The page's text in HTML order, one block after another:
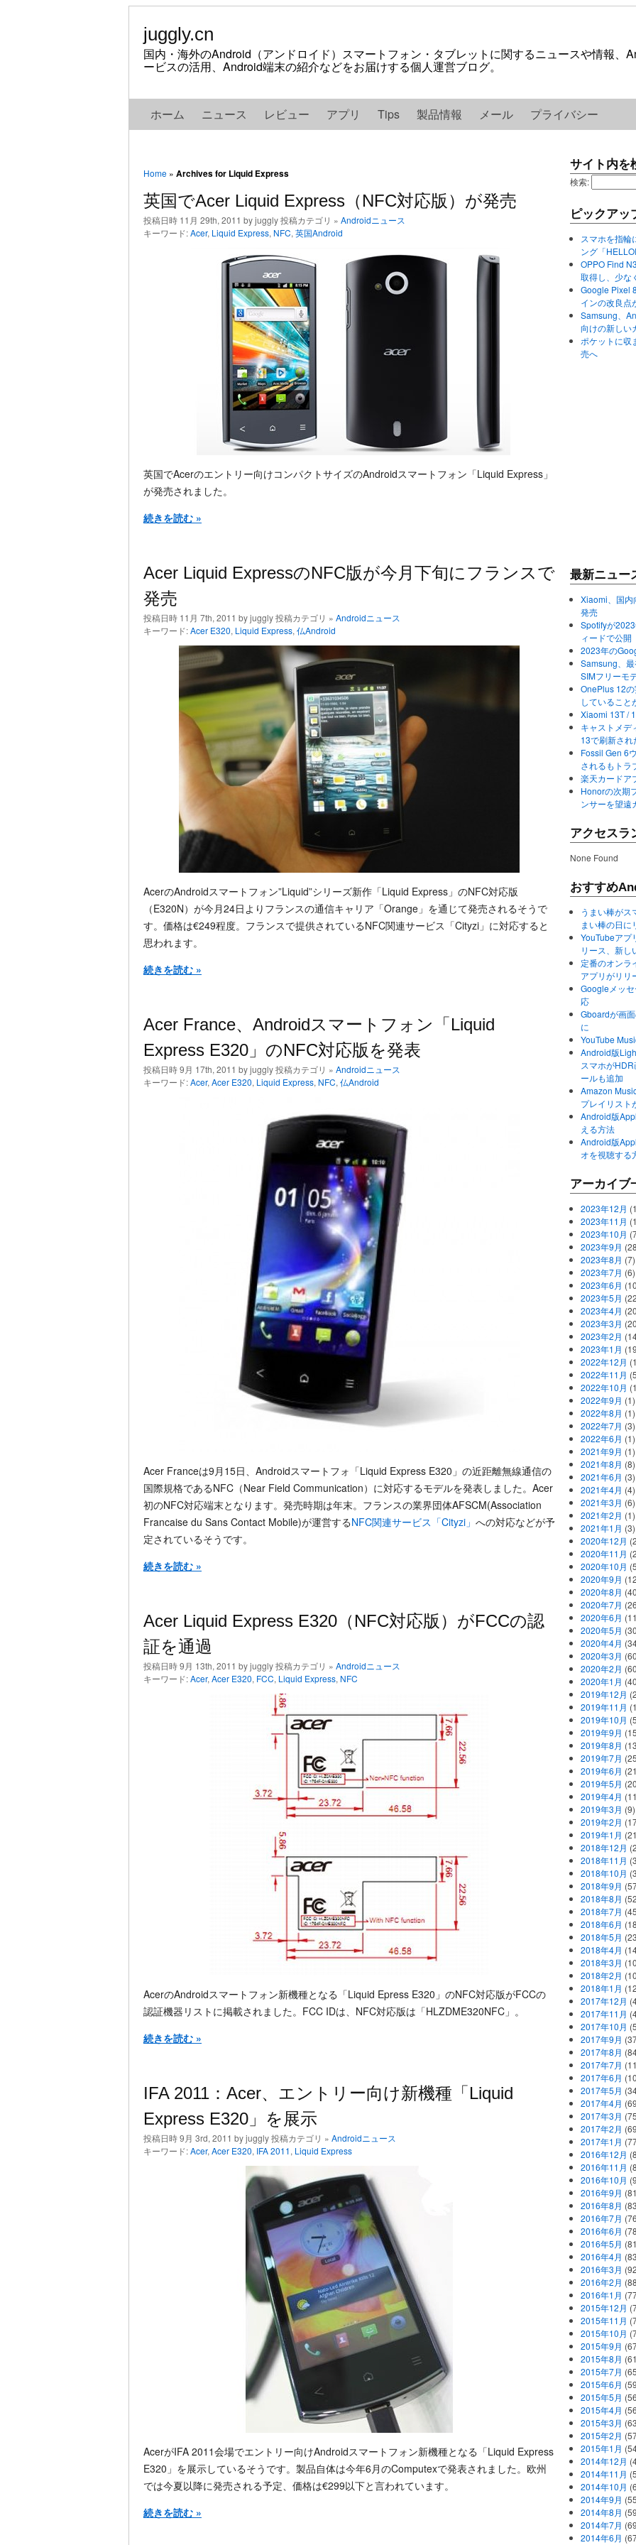
juggly.cn
国内・海外のAndroid（アンドロイド）スマートフォン・タブレットに関するニュースや情報、
ービスの活用、Android端末の紹介などをお届けする個人運営ブログ。
ホーム ニュース レビュー アプリ Tips 製品情報 メール プライバシー
Home » Archives for Liquid Express
英国でAcer Liquid Express（NFC対応版）が発売
投稿日時 11月 29th, 2011 by juggly 投稿カテゴリ » Androidニュース
キーワード:Acer, Liquid Express, NFC, 英国Android
英国でAcerのエントリー向けコンパクトサイズのAndroidスマートフォン「Liquid Express」
が発売されました。
続きを読む »
Acer Liquid ExpressのNFC版が今月下旬にフランスで
発売
投稿日時 11月 7th, 2011 by juggly 投稿カテゴリ » Androidニュース
キーワード:Acer E320, Liquid Express, 仏Android
AcerのAndroidスマートフォン”Liquid”シリーズ新作「Liquid Express」のNFC対応版
（E320N）が今月24日よりフランスの通信キャリア「Orange」を通じて発売されるそうで
す。価格は€249程度。フランスで提供されているNFC関連サービス「Cityzi」に対応すると
思われます。
続きを読む »
Acer France、Androidスマートフォン「Liquid
Express E320」のNFC対応版を発表
投稿日時 9月 17th, 2011 by juggly 投稿カテゴリ » Androidニュース
キーワード:Acer, Acer E320, Liquid Express, NFC, 仏Android
Acer Franceは9月15日、Androidスマートフォ「Liquid Express E320」の近距離無線通信の
国際規格であるNFC（Near Field Communication）に対応するモデルを発表しました。Acer
初のNFC対応端末となります。発売時期は年末。フランスの業界団体AFSCM(Association
Francaise du Sans Contact Mobile)が運営するNFC関連サービス「Cityzi」 への対応などが予
定されているそうです。
続きを読む »
Acer Liquid Express E320（NFC対応版）がFCCの認
証を通過
投稿日時 9月 13th, 2011 by juggly 投稿カテゴリ » Androidニュース
キーワード:Acer, Acer E320, FCC, Liquid Express, NFC
AcerのAndroidスマートフォン新機種となる「Liquid Epress E320」のNFC対応版がFCCの
認証機器リストに掲載されました。FCC IDは、NFC対応版は「HLZDME320NFC」。
続きを読む »
IFA 2011：Acer、エントリー向け新機種「Liquid
Express E320」を展示
投稿日時 9月 3rd, 2011 by juggly 投稿カテゴリ » Androidニュース
キーワード:Acer, Acer E320, IFA 2011, Liquid Express
AcerがIFA 2011会場でエントリー向けAndroidスマートフォン新機種となる「Liquid Express
E320」を展示しているそうです。製品自体は今年6月のComputexで発表されました。欧州
では今夏以降に発売される予定、価格は€299以下と言われています。
続きを読む »
サイト内を
検索:
ピックアッ
スマホを指輪
ング「
OPPO Find
取得し、少な
Google Pixel
インの改良点
Samsung、
向けの新しい
ポケットに収
売へ
最新ニュー
Xiaomi、国内
発売
Spotifyが
ィードで公開
2023年の
Samsung、
SIMフリーモ
OnePlus 12
していること
Xiaomi 13T /
キャストメデ
13で刷新さ
Fossil Gen 6
されるもトラ
楽天カードア
Honorの次期
ンサーを望遠
アクセスラ
None Found
おすすめ
うまい棒がス
まい棒の日に
YouTubeアプ
リース、新し
定番のオンラ
アプリがリリ
Googleメッ
応
Gboardが画
に
YouTube
Android版
スマホが
ールも追加
Amazon
プレイリスト
Android版
える方法
Android版
オを視聴する
アーカイブ
2023年12月
2023年11月
2023年10月
2023年9月
2023年8月 (7)
2023年7月 (6)
2023年6月
2023年5月
2023年4月
2023年3月
2023年2月
2023年1月
2022年12月
2022年11月
2022年10月
2022年9月 (1)
2022年8月 (1)
2022年7月 (3)
2022年6月 (1)
2021年9月 (1)
2021年8月 (8)
2021年6月 (3)
2021年4月 (4)
2021年3月 (6)
2021年2月 (1)
2021年1月 (3)
2020年12月
2020年11月
2020年10月
2020年9月
2020年8月
2020年7月
2020年6月
2020年5月
2020年4月
2020年3月
2020年2月
2020年1月
2019年12月
2019年11月
2019年10月
2019年9月
2019年8月
2019年7月
2019年6月
2019年5月
2019年4月
2019年3月 (9)
2019年2月
2019年1月
2018年12月
2018年11月
2018年10月
2018年9月
2018年8月
2018年7月
2018年6月
2018年5月
2018年4月
2018年3月
2018年2月
2018年1月
2017年12月
2017年11月
2017年10月
2017年9月
2017年8月
2017年7月
2017年6月
2017年5月
2017年4月
2017年3月
2017年2月
2017年1月
2016年12月
2016年11月
2016年10月
2016年9月
2016年8月
2016年7月
2016年6月
2016年5月
2016年4月
2016年3月
2016年2月
2016年1月
2015年12月
2015年11月
2015年10月
2015年9月
2015年8月
2015年7月
2015年6月
2015年5月
2015年4月
2015年3月
2015年2月
2015年1月
2014年12月
2014年11月
2014年10月
2014年9月
2014年8月
2014年7月
2014年6月